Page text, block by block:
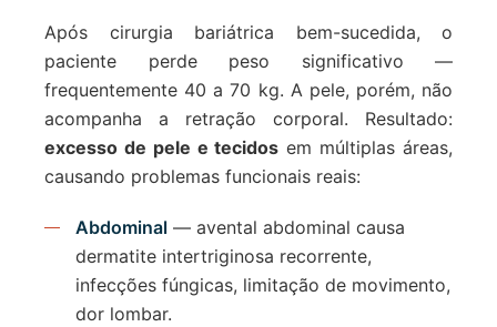
Após cirurgia bariátrica bem-sucedida, o
paciente perde peso significativo —
frequentemente 40 a 70 kg. A pele, porém, não
acompanha a retração corporal. Resultado:
excesso de pele e tecidos em múltiplas áreas,
causando problemas funcionais reais:
Abdominal — avental abdominal causa
dermatite intertriginosa recorrente,
infecções fúngicas, limitação de movimento,
dor lombar.